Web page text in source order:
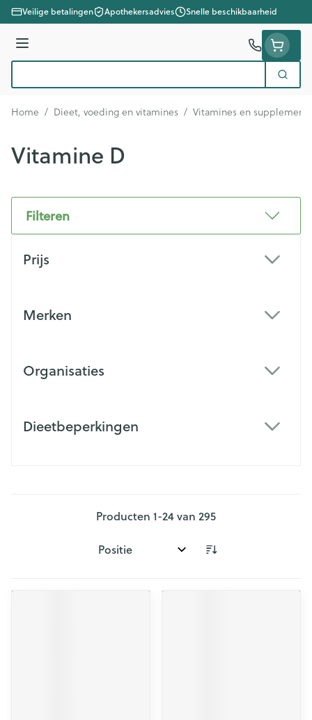
Ga naar de inhoud
Veilige betalingen Apothekersadvies Snelle beschikbaarheid
Menu
Zoek
Home / Dieet, voeding en vitamines / Vitamines en
Vitamine D
Filteren
Prijs
Merken
Organisaties
Dieetbeperkingen
Producten 1-24van 295
Sorteer op: